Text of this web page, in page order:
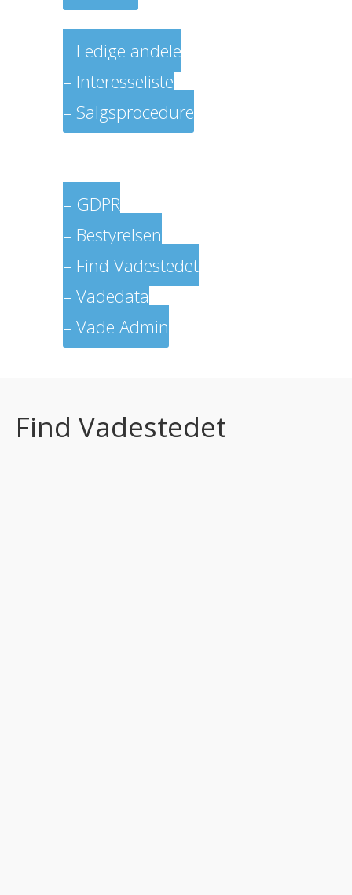
– Ledige andele
– Interesseliste
– Salgsprocedure
– GDPR
– Bestyrelsen
– Find Vadestedet
– Vadedata
– Vade Admin
Find Vadestedet